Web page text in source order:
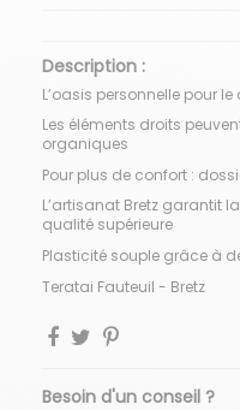
Description :
L’oasis personnelle pour
Les éléments droits
organiques
Pour plus de confort :
L’artisanat Bretz garantit
qualité supérieure
Plasticité souple grâce à
Teratai Fauteuil - Bretz
Besoin d'un conseil ?